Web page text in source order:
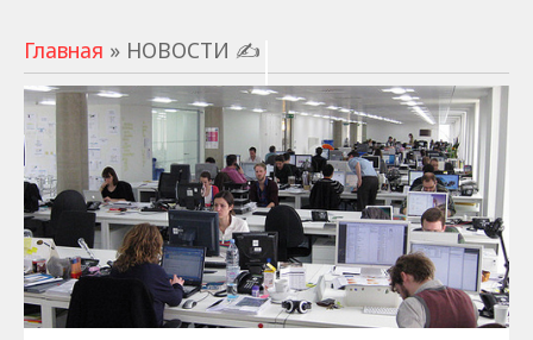
Главная » НОВОСТИ ✍